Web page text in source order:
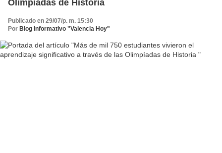
Olimpíadas de Historia
Publicado en 29/07/p. m. 15:30
Por Blog Informativo "Valencia Hoy"